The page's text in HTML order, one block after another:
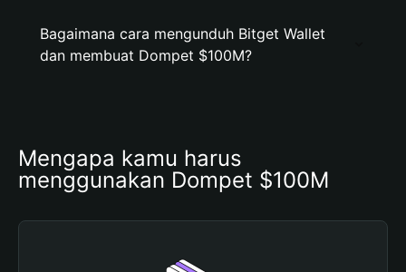
Bagaimana cara mengunduh Bitget Wallet
dan membuat Dompet $100M?
Mengapa kamu harus
menggunakan Dompet $100M